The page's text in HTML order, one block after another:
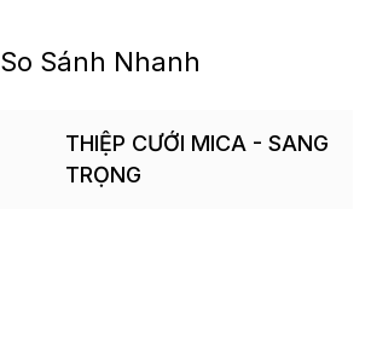
So Sánh Nhanh
THIỆP CƯỚI MICA - SANG
TRỌNG